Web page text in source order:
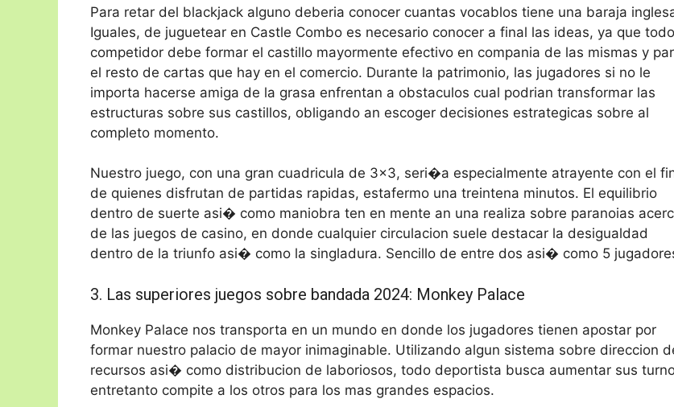
Para retar del blackjack alguno deberia conocer cuantas vocablos tiene una baraja
Iguales, de juguetear en Castle Combo es necesario conocer a final las ideas, ya que todo
competidor debe formar el castillo mayormente efectivo en compania de las mismas y
el resto de cartas que hay en el comercio. Durante la patrimonio, las jugadores si no le
importa hacerse amiga de la grasa enfrentan a obstaculos cual podrian transformar las
estructuras sobre sus castillos, obligando an escoger decisiones estrategicas sobre al
completo momento.
Nuestro juego, con una gran cuadricula de 3×3, seri�a especialmente atrayente con el
de quienes disfrutan de partidas rapidas, estafermo una treintena minutos. El equilibrio
dentro de suerte asi� como maniobra ten en mente an una realiza sobre paranoias
de las juegos de casino, en donde cualquier circulacion suele destacar la desigualdad
dentro de la triunfo asi� como la singladura. Sencillo de entre dos asi� como 5
3. Las superiores juegos sobre bandada 2024: Monkey Palace
Monkey Palace nos transporta en un mundo en donde los jugadores tienen apostar por
formar nuestro palacio de mayor inimaginable. Utilizando algun sistema sobre direccion
recursos asi� como distribucion de laboriosos, todo deportista busca aumentar sus
entretanto compite a los otros para los mas grandes espacios.